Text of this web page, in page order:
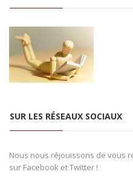
SUR LES RÉSEAUX SOCIAUX
Nous nous réjouissons de vous
sur Facebook et Twitter !